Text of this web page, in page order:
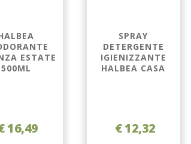
ESTATE
500ML
16,49
SPRAY
DETERGENTE
IGIENIZZANTE
HALBEA CASA
€ 12,32